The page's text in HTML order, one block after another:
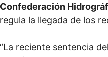
Confederación
regula la llegada de los
“La reciente sentencia